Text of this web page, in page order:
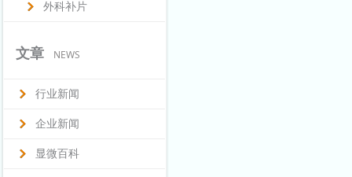
外科补片
文章 NEWS
行业新闻
企业新闻
显微百科